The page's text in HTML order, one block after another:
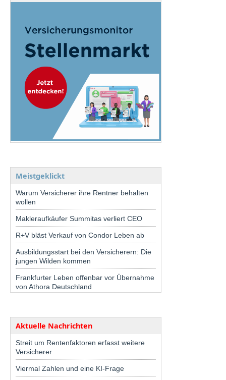
Meistgeklickt
Warum Versicherer ihre Rentner behalten
wollen
Makleraufkäufer Summitas verliert CEO
R+V bläst Verkauf von Condor Leben ab
Ausbildungsstart bei den Versicherern: Die
jungen Wilden kommen
Frankfurter Leben offenbar vor Übernahme
von Athora Deutschland
Aktuelle Nachrichten
Streit um Rentenfaktoren erfasst weitere
Versicherer
Viermal Zahlen und eine KI-Frage